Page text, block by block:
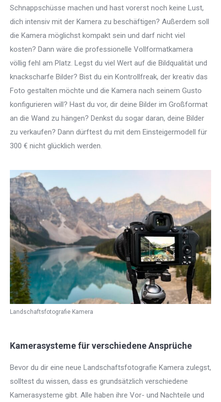
Schnappschüsse machen und hast vorerst noch keine Lust,
dich intensiv mit der Kamera zu beschäftigen? Außerdem soll
die Kamera möglichst kompakt sein und darf nicht viel
kosten? Dann wäre die professionelle Vollformatkamera
völlig fehl am Platz. Legst du viel Wert auf die Bildqualität und
knackscharfe Bilder? Bist du ein Kontrollfreak, der kreativ das
Foto gestalten möchte und die Kamera nach seinem Gusto
konfigurieren will? Hast du vor, dir deine Bilder im Großformat
an die Wand zu hängen? Denkst du sogar daran, deine Bilder
zu verkaufen? Dann dürftest du mit dem Einsteigermodell für
300 € nicht glücklich werden.
Landschaftsfotografie Kamera
Kamerasysteme für verschiedene Ansprüche
Bevor du dir eine neue Landschaftsfotografie Kamera zulegst,
solltest du wissen, dass es grundsätzlich verschiedene
Kamerasysteme gibt. Alle haben ihre Vor- und Nachteile und